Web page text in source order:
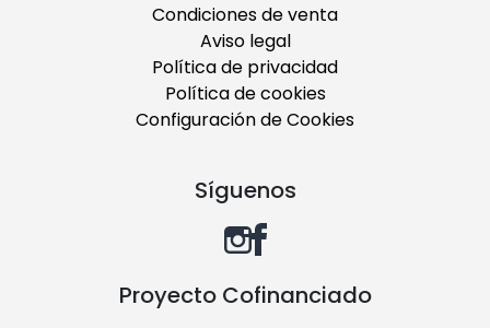
Condiciones de venta
Aviso legal
Política de privacidad
Política de cookies
Configuración de Cookies
Síguenos
Proyecto Cofinanciado